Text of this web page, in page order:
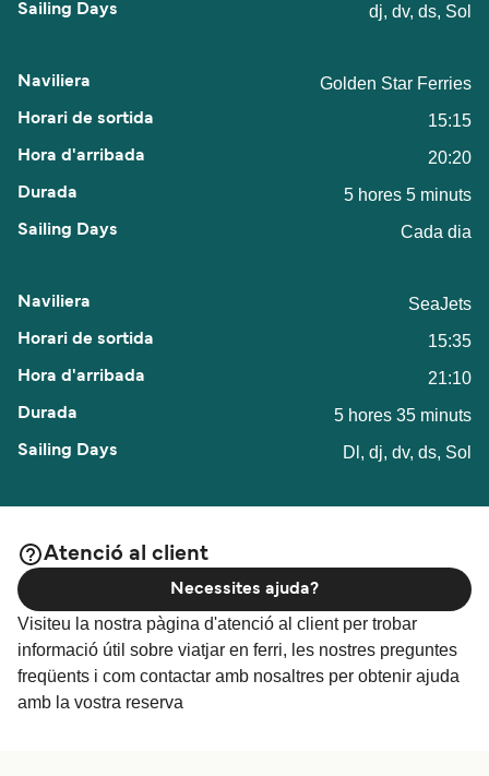
dj, dv, ds, Sol
Golden Star Ferries
15:15
20:20
5 hores 5 minuts
Cada dia
SeaJets
15:35
21:10
5 hores 35 minuts
Dl, dj, dv, ds, Sol
Atenció al client
Visiteu la nostra pàgina d'atenció al client per trobar
informació útil sobre viatjar en ferri, les nostres preguntes
freqüents i com contactar amb nosaltres per obtenir ajuda
amb la vostra reserva
Necessites ajuda?